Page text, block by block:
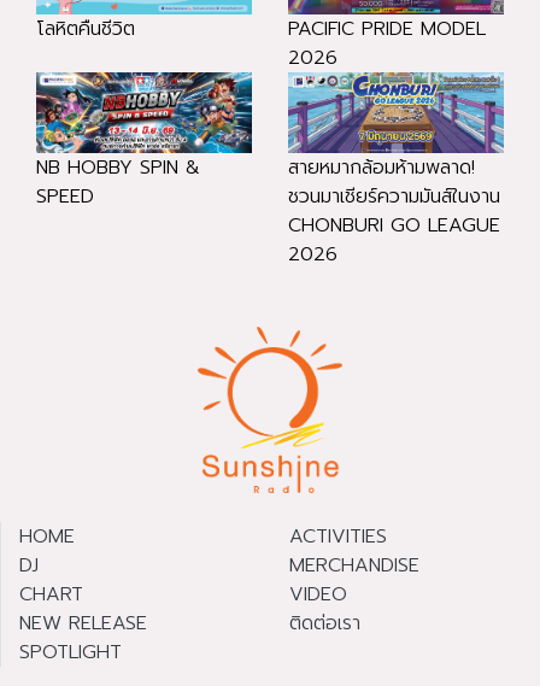
โลหิตคืนชีวิต
PACIFIC PRIDE MODEL
2026
NB HOBBY SPIN &
SPEED
สายหมากล้อมห้ามพลาด!
ชวนมาเชียร์ความมันส์ในงาน
CHONBURI GO LEAGUE
2026
HOME
DJ
CHART
NEW RELEASE
SPOTLIGHT
ACTIVITIES
MERCHANDISE
VIDEO
ติดต่อเรา